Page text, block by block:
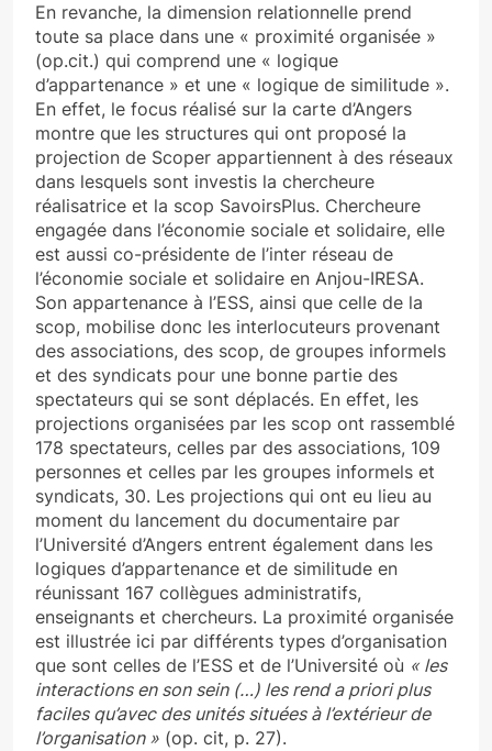
En revanche, la dimension relationnelle prend
toute sa place dans une « proximité organisée »
(op.cit.) qui comprend une « logique
d’appartenance » et une « logique de similitude ».
En effet, le focus réalisé sur la carte d’Angers
montre que les structures qui ont proposé la
projection de Scoper appartiennent à des réseaux
dans lesquels sont investis la chercheure
réalisatrice et la scop SavoirsPlus. Chercheure
engagée dans l’économie sociale et solidaire, elle
est aussi co-présidente de l’inter réseau de
l’économie sociale et solidaire en Anjou-IRESA.
Son appartenance à l’ESS, ainsi que celle de la
scop, mobilise donc les interlocuteurs provenant
des associations, des scop, de groupes informels
et des syndicats pour une bonne partie des
spectateurs qui se sont déplacés. En effet, les
projections organisées par les scop ont rassemblé
178 spectateurs, celles par des associations, 109
personnes et celles par les groupes informels et
syndicats, 30. Les projections qui ont eu lieu au
moment du lancement du documentaire par
l’Université d’Angers entrent également dans les
logiques d’appartenance et de similitude en
réunissant 167 collègues administratifs,
enseignants et chercheurs. La proximité organisée
est illustrée ici par différents types d’organisation
que sont celles de l’ESS et de l’Université où « les
interactions en son sein (…) les rend a priori plus
faciles qu’avec des unités situées à l’extérieur de
l’organisation » (op. cit, p. 27).